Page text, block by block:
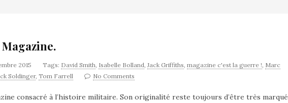
Magazine.
2015 Tags: David Smith, Isabelle Bolland,Jack Griffiths, magazine c'est la guerre !, Marc
Soldinger, Tom Farrell No Comments
consacré à l’histoire militaire. Son originalité reste toujours d’être très marqué